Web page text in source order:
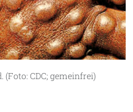
CDC; gemeinfrei)